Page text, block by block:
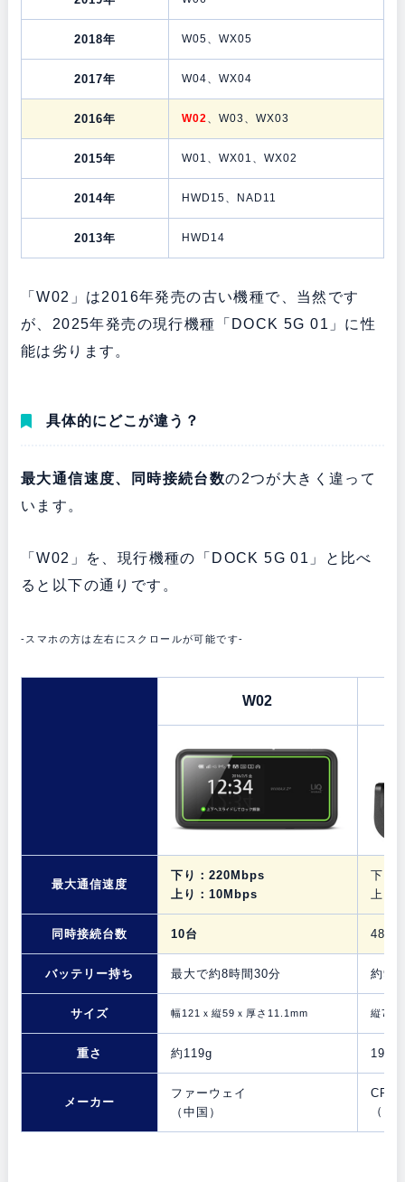
2018年 W05、WX05
2017年 W04、WX04
2016年 W02 、W03、WX03
2015年 W01、WX01、WX02
2014年 HWD15、NAD11
2013年 HWD14
「W02」は2016年発売の古い機種で、当然です
が、2025年発売の現行機種「DOCK 5G 01」に性
能は劣ります。
具体的にどこが違う？
最大通信速度、同時接続台数の2つが大きく違って
います。
「W02」を、現行機種の「DOCK 5G 01」と比べ
ると以下の通りです。
-スマホの方は左右にスクロールが可能です-
W02
最大通信速度
下り：220Mbps
上り：10Mbps
下り
上り
同時接続台数 10台 48台
バッテリー持ち 最大で約8時間30分 約9
サイズ 幅121ｘ縦59ｘ厚さ11.1mm 縦72×
重さ 約119g 198g
メーカー
ファーウェイ
（中国）
（日